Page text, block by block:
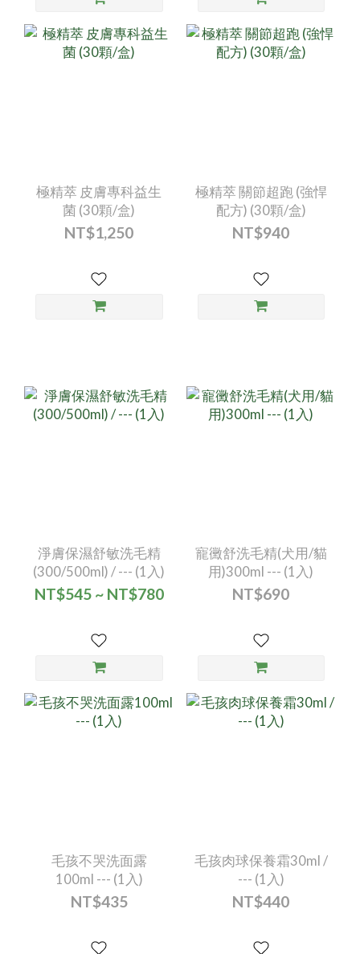
極精萃 皮膚專科益生
菌 (30顆/盒)
NT$1,250
極精萃 關節超跑 (強悍
配方) (30顆/盒)
NT$940
淨膚保濕舒敏洗毛精
(300/500ml) / --- (1入)
NT$545 ~ NT$780
寵黴舒洗毛精(犬用/貓
用)300ml --- (1入)
NT$690
毛孩不哭洗面露
100ml --- (1入)
NT$435
毛孩肉球保養霜30ml /
--- (1入)
NT$440